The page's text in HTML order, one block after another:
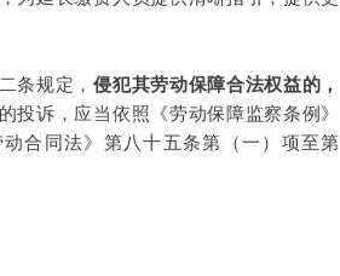
条规定，侵犯其劳动保障合法权益的，
投诉，应当依照《劳动保障监察条例》
合同法》第八十五条第（一）项至第